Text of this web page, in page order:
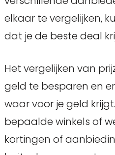
elkaar te vergelijken,
dat je de beste deal
Het vergelijken van
geld te besparen en
waar voor je geld
bepaalde winkels of
kortingen of